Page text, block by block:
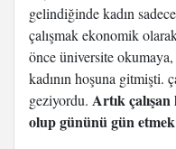
gelindiğinde kadın
çalışmak ekonomik
önce üniversite okumaya,
kadının hoşuna gitmişti.
geziyordu. Artık
olup gününü gün